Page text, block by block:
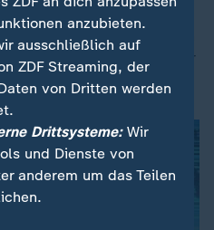
Bündnis
dieser Waffen
der Nato
infrage", sagt er
anzubieten.
ausschließlich auf
ZDF Streaming, der
von Dritten werden
Drittsysteme:Wir
und Dienste von
anderem um das Teilen